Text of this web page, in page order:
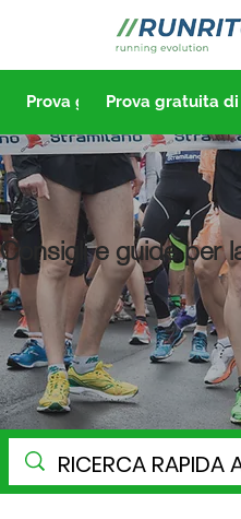
Prova gratuita di una
Consigli e guide per
Prova gratuita